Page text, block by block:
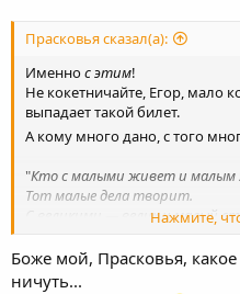
Прасковья сказал(а):
Именнос этим!
Не кокетничайте, Егор, мало
выпадает такой билет.
А кому много дано, с того
"Кто с малыми живет и малым
Тот малые дела творит.
С великими — велик и малый
Нажмите,
Боже мой, Прасковья, какое
ничуть...